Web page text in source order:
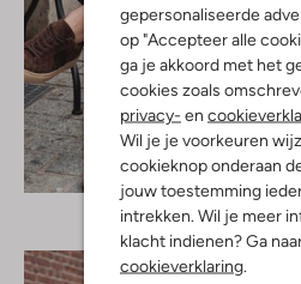
gepersonaliseerde
op "Accepteer alle
ga je akkoord met het
cookies zoals
privacy- en
Wil je je voorkeuren
cookieknop onderaan
jouw toestemming
intrekken. Wil je meer
klacht indienen? Ga
cookieverklaring.
Ontdek de look